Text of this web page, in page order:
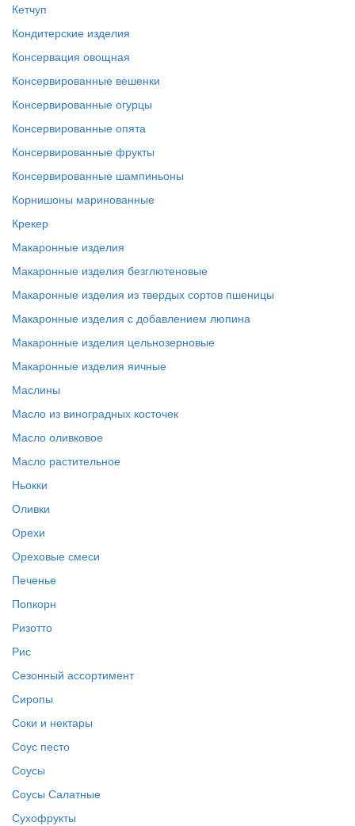
Кетчуп
Кондитерские изделия
Консервация овощная
Консервированные вешенки
Консервированные огурцы
Консервированные опята
Консервированные фрукты
Консервированные шампиньоны
Корнишоны маринованные
Крекер
Макаронные изделия
Макаронные изделия безглютеновые
Макаронные изделия из твердых сортов пшеницы
Макаронные изделия с добавлением люпина
Макаронные изделия цельнозерновые
Макаронные изделия яичные
Маслины
Масло из виноградных косточек
Масло оливковое
Масло растительное
Ньокки
Оливки
Орехи
Ореховые смеси
Печенье
Попкорн
Ризотто
Рис
Сезонный ассортимент
Сиропы
Соки и нектары
Соус песто
Соусы
Соусы Салатные
Сухофрукты